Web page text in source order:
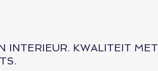
INTERIEUR. KWALITEIT MET